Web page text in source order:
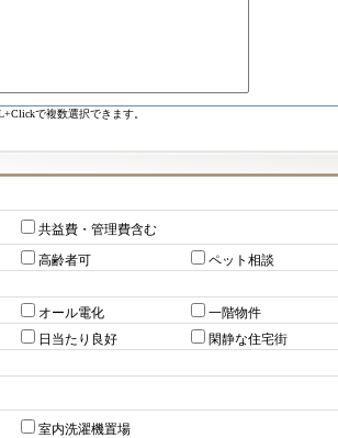
で複数選択できます。
共益費・管理費含む
高齢者可
ペット相談
オール電化
一階物件
日当たり良好
閑静な住宅街
室内洗濯機置場